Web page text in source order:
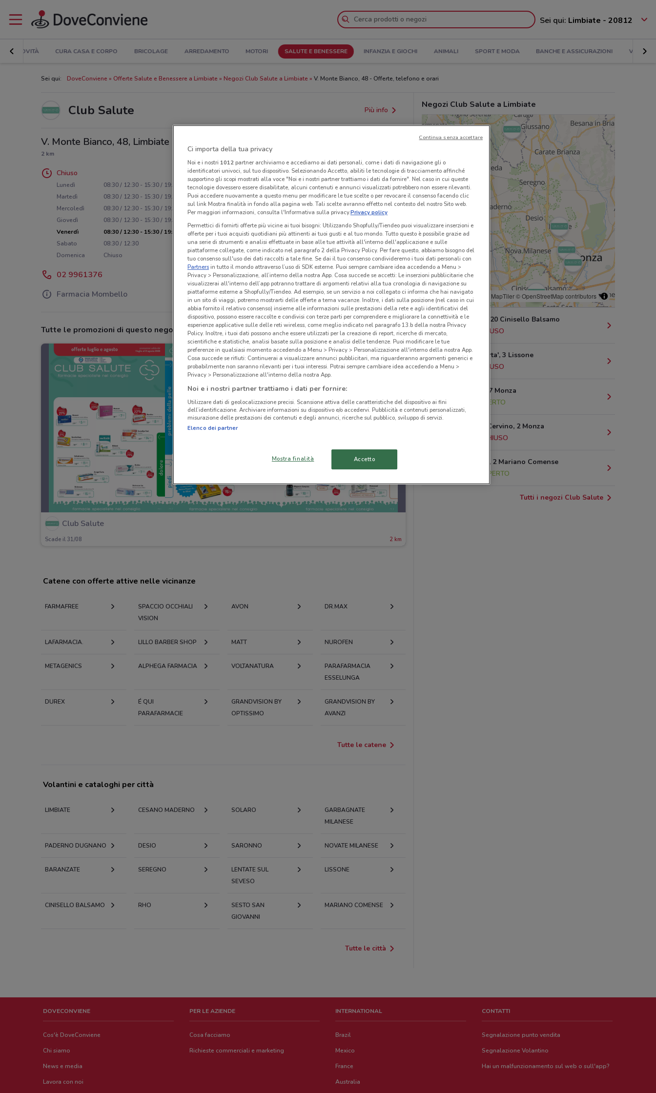
Sei qui: Limbiate - 20812
NOVITÀ CURA CASA E CORPO BRICOLAGE ARREDAMENTO MOTORI SALUTE E BENESSERE INFANZIA E GIOCHI ANIMALI SPORT E MODA BANCHE E ASSICURAZIONI VIAGGI
Sei qui: DoveConviene Offerte Salute e Benessere a Limbiate Negozi Club Salute a Limbiate V. Monte Bianco, 48 - Offerte, telefono e orari
Club Salute Più info
V. Monte Bianco, 48, Limbiate
2 km
Chiuso
Lunedì
08:30 / 12:30 - 15:30 / 19:30
Martedì
08:30 / 12:30 - 15:30 / 19:30
Mercoledì
08:30 / 12:30 - 15:30 / 19:30
Giovedì
08:30 / 12:30 - 15:30 / 19:30
Venerdì
08:30 / 12:30 - 15:30 / 19:30
Sabato
08:30 / 12:30
Domenica
Chiuso
02 9961376
Farmacia Mombello
Tutte le promozioni di questo negozio
Club Salute
Scade il 31/08 2 km
Negozi Club Salute a Limbiate
© MapTiler© OpenStreetMap contributors
Via Trieste, 20 Cinisello Balsamo
8.7 km
CHIUSO
Piazza Liberta', 3 Lissone
9.3 km
CHIUSO
Via Lario, 17 Monza
APERTO
Via Monte Cervino, 2 Monza
CHIUSO
P.Zza Roma, 2 Mariano Comense
APERTO
Tutti i negozi Club Salute
Catene con offerte attive nelle vicinanze
FARMAFREE
SPACCIO OCCHIALI
VISION
AVON DR.MAX
LAFARMACIA. LILLO BARBER SHOP MATT NUROFEN
METAGENICS ALPHEGA FARMACIA VOLTANATURA
PARAFARMACIA
ESSELUNGA
DUREX
É QUI
PARAFARMACIE
GRANDVISION BY
OPTISSIMO
GRANDVISION BY
AVANZI
Tutte le catene
Volantini e cataloghi per città
LIMBIATE CESANO MADERNO SOLARO
GARBAGNATE
MILANESE
PADERNO DUGNANO DESIO SARONNO NOVATE MILANESE
BARANZATE SEREGNO
LENTATE SUL
SEVESO
LISSONE
CINISELLO BALSAMO RHO
SESTO SAN
GIOVANNI
MARIANO COMENSE
Tutte le città
DOVECONVIENE
Cos'è DoveConviene
Chi siamo
News e media
Lavora con noi
PER LE AZIENDE
Cosa facciamo
Richieste commerciali e marketing
INTERNATIONAL
Brazil
Mexico
France
Australia
CONTATTI
Segnalazione punto vendita
Segnalazione Volantino
Hai un malfunzionamento sul web o sull'app?
Ci importa della tua privacy
Noi e i nostri 1012partner archiviamo e accediamo ai dati personali, come i dati di navigazione gli o
identificatori univoci, sul tuo dispositivo. Selezionando Accetto, abiliti le tecnologie di tracciamento affinché
supportino gli scopi mostrati alla voce "Noi e i nostri partner trattiamo i dati da fornire". Nel caso in cui queste
tecnologie dovessero essere disabilitate, alcuni contenuti e annunci visualizzati potrebbero non essere rilevanti.
Puoi accedere nuovamente a questo menu per modificare le tue scelte o per revocare il consenso facendo clic
sul link Mostra finalità in fondo alla pagina web. Tali scelte avranno effetto nel contesto del nostro Sito web.
Per maggiori informazioni, consulta l'Informativa sulla privacy.Privacy policy
Permettici di fornirti offerte più vicine ai tuoi bisogni: Utilizzando Shopfully/Tiendeo puoi visualizzare inserzioni e
offerte per i tuoi acquisti quotidiani più attinenti ai tuoi gusti e al tuo mondo. Tutto questo è possibile grazie ad
una serie di strumenti e analisi effettuate in base alle tue attività all'interno dell'applicazione e sulle
piattaforme collegate, come indicato nel paragrafo 2 della Privacy Policy. Per fare questo, abbiamo bisogno del
tuo consenso sull'uso dei dati raccolti a tale fine. Se dai il tuo consenso condivideremo i tuoi dati personali con
Partnersin tutto il mondo attraverso l’uso di SDK esterne. Puoi sempre cambiare idea accedendo a Menu >
Privacy > Personalizzazione, all’interno della nostra App. Cosa succede se accetti: Le inserzioni pubblicitarie che
visualizzerai all'interno dell’app potranno trattare di argomenti relativi alla tua cronologia di navigazione su
piattaforme esterne a Shopfully/Tiendeo. Ad esempio, se un servizio a noi collegato ci informa che hai navigato
in un sito di viaggi, potremo mostrarti delle offerte a tema vacanze. Inoltre, i dati sulla posizione (nel caso in cui
abbia fornito il relativo consenso) insieme alle informazioni sulle prestazioni della rete e agli identificativi del
dispositivo, possono essere raccolte e condivisi con terze parti per comprendere e migliorare la connettività e le
esperienze applicative sulle delle reti wireless, come meglio indicato nel paragrafo 13.b della nostra Privacy
Policy. Inoltre, i tuoi dati possono anche essere utilizzati per la creazione di report, ricerche di mercato,
scientifiche e statistiche, analisi basate sulla posizione e analisi delle tendenze. Puoi modificare le tue
preferenze in qualsiasi momento accedendo a Menu > Privacy > Personalizzazione all'interno della nostra App.
Cosa succede se rifiuti: Continuerai a visualizzare annunci pubblicitari, ma riguarderanno argomenti generici e
probabilmente non saranno rilevanti per i tuoi interessi. Potrai sempre cambiare idea accedendo a Menu >
Privacy > Personalizzazione all'interno della nostra App.
Noi e i nostri partner trattiamo i dati per fornire:
Utilizzare dati di geolocalizzazione precisi. Scansione attiva delle caratteristiche del dispositivo ai fini
dell’identificazione. Archiviare informazioni su dispositivo e/o accedervi. Pubblicità e contenuti personalizzati,
misurazione delle prestazioni dei contenuti e degli annunci, ricerche sul pubblico, sviluppo di servizi.
Elenco dei partner
Mostra finalità Accetto
Continua senza accettare